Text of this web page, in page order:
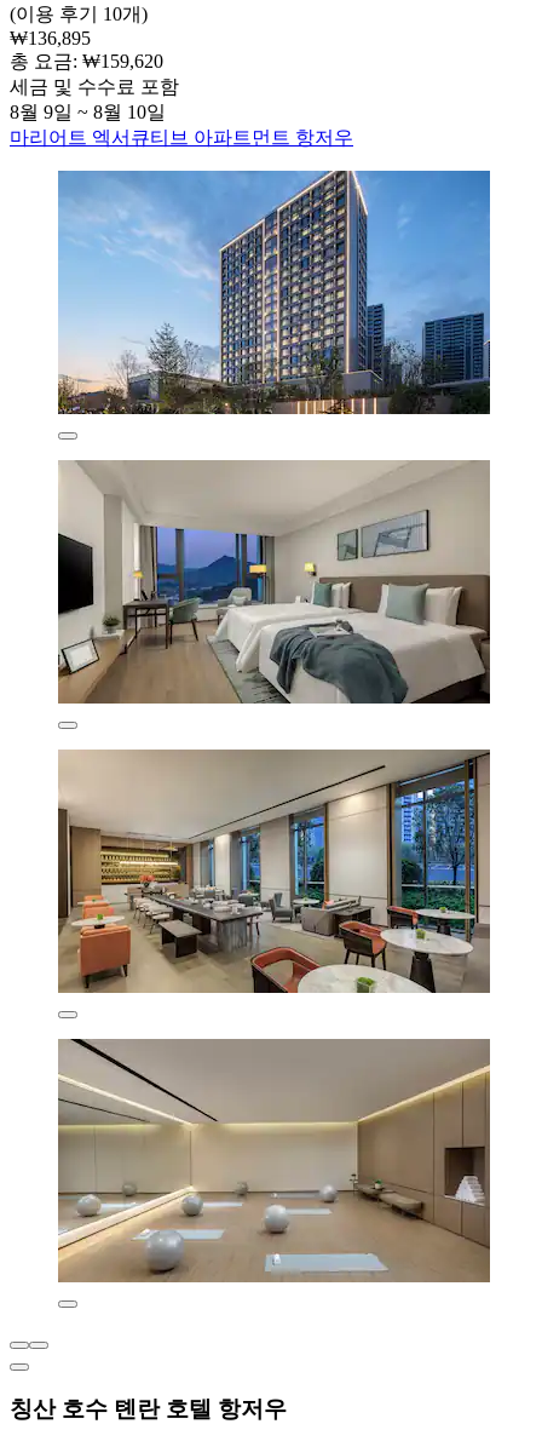
(이용 후기 10개)
₩136,895
총 요금: ₩159,620
세금 및 수수료 포함
8월 9일 ~ 8월 10일
마리어트 엑서큐티브 아파트먼트 항저우
칭산 호수 톈란 호텔 항저우